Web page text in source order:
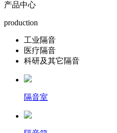
产品中心
production
工业隔音
医疗隔音
科研及其它隔音
隔音室